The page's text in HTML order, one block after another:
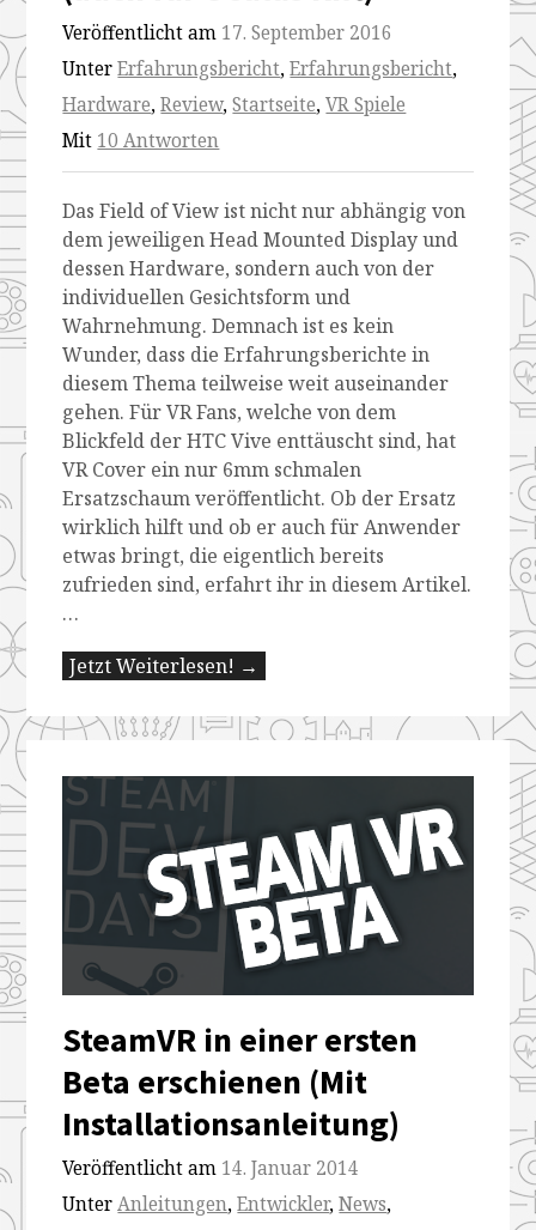
Veröffentlicht am 17. September 2016
UnterErfahrungsbericht,Erfahrungsbericht,
Hardware,Review,Startseite,VR Spiele
Mit 10 Antworten
Das Field of View ist nicht nur abhängig von
dem jeweiligen Head Mounted Display und
dessen Hardware, sondern auch von der
individuellen Gesichtsform und
Wahrnehmung. Demnach ist es kein
Wunder, dass die Erfahrungsberichte in
diesem Thema teilweise weit auseinander
gehen. Für VR Fans, welche von dem
Blickfeld der HTC Vive enttäuscht sind, hat
VR Cover ein nur 6mm schmalen
Ersatzschaum veröffentlicht. Ob der Ersatz
wirklich hilft und ob er auch für Anwender
etwas bringt, die eigentlich bereits
zufrieden sind, erfahrt ihr in diesem Artikel.
…
Jetzt Weiterlesen! →
SteamVR in einer ersten
Beta erschienen (Mit
Installationsanleitung)
Veröffentlicht am 14. Januar 2014
UnterAnleitungen,Entwickler,News,